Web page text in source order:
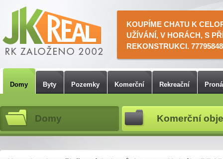
KOUPÍME CHATU K
UŽÍVÁNÍ, V HORÁCH, S
REKONSTRUKCI.
Domy Byty Pozemky Komerční Rekreační
Domy Komerční